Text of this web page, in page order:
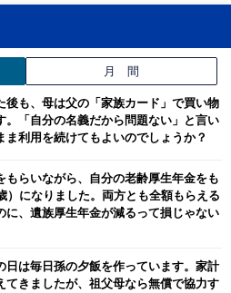
月 間
後も、母は父の「家族カード」で買い物
。「自分の名義だから問題ない」と言い
ま利用を続けてもよいのでしょうか？
もらいながら、自分の老齢厚生年金をも
）になりました。両方とも全額もらえる
に、遺族厚生年金が減るって損じゃない
日は毎日孫の夕飯を作っています。家計
てきましたが、祖父母なら無償で協力す